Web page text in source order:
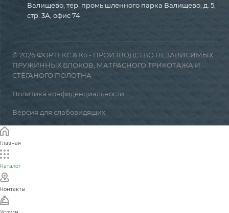
Валищево, тер. промышленного парка Валищево, д. 5,
стр. 3А, офис 74
© 2026 ФОРТЕКС & Ко - ПРОИЗВОДСТВО НЕЗАВИСИМЫХ
ПРУЖИННЫХ БЛОКОВ, МАТРАСНОГО ТРИКОТАЖА И
СТЁГАНОГО ПОЛОТНА
Политика конфиденциальности
Версия для слабовидящих
Главная
Каталог
Контакты